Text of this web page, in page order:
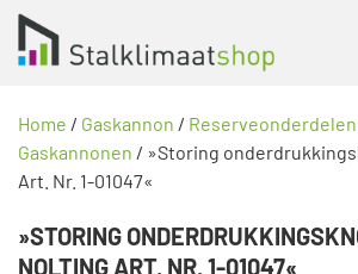
Home / Gaskannon / Reserveonderdelen
Gaskannonen / »Storing
Art. Nr. 1-01047«
»STORING
NOLTING ART. NR. 1-01047«